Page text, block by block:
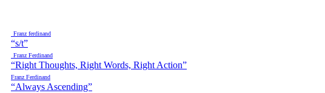
Franz ferdinand
“s/t”
Franz Ferdinand
“Right Thoughts, Right Words, Right Action”
Franz Ferdinand
“Always Ascending”